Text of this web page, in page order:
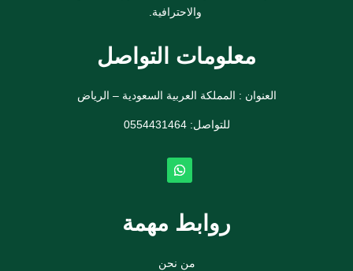
والاحترافية.
معلومات التواصل
العنوان : المملكة العربية السعودية – الرياض
للتواصل: ⁦0554431464
روابط مهمة
من نحن